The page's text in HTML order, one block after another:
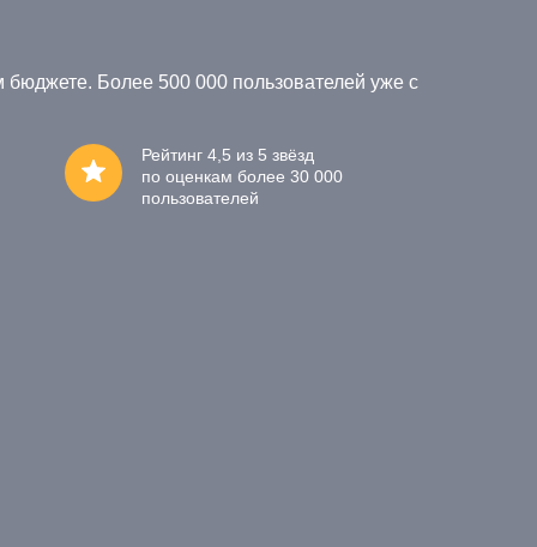
Более 500 000 пользователей уже с
Рейтинг 4,5 из 5 звёзд
по оценкам более 30 000
пользователей